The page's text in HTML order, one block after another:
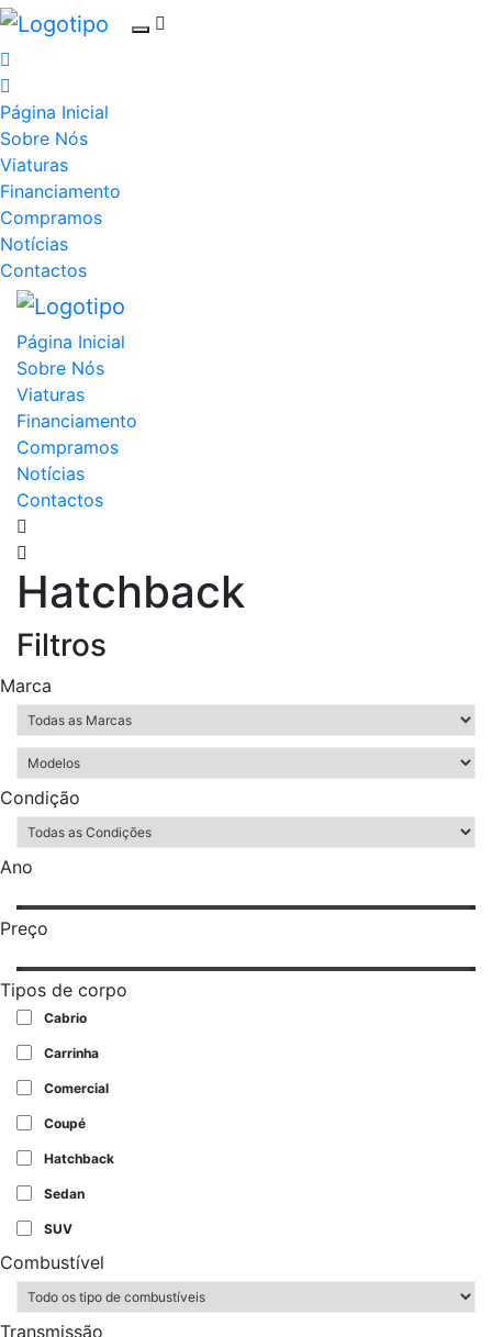
Página Inicial
Sobre Nós
Viaturas
Financiamento
Compramos
Notícias
Contactos
Página Inicial
Sobre Nós
Viaturas
Financiamento
Compramos
Notícias
Contactos
Hatchback
Filtros
Marca
Condição
Ano
Preço
Tipos de corpo
Cabrio
Carrinha
Comercial
Coupé
Hatchback
Sedan
SUV
Combustível
Transmissão